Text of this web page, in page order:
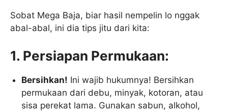
Sobat Mega Baja, biar hasil nempelin lo nggak
abal-abal, ini dia tips jitu dari kita:
1. Persiapan Permukaan:
Bersihkan! Ini wajib hukumnya! Bersihkan
permukaan dari debu, minyak, kotoran, atau
sisa perekat lama. Gunakan sabun, alkohol,